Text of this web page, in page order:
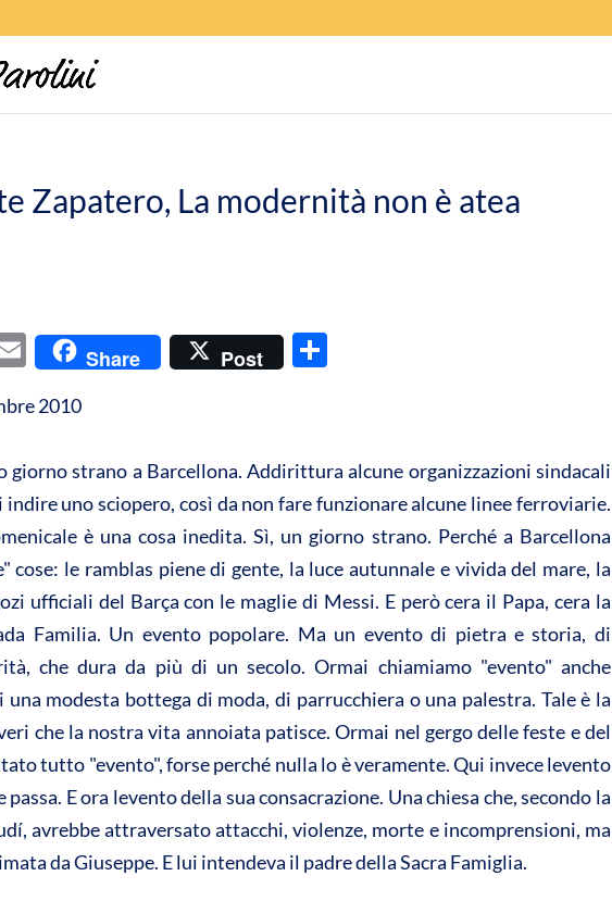
Zapatero, La modernità non è atea
E
ail
Share Post
vi
di
2010
giorno strano a Barcellona. Addirittura alcune organizzazioni sindacali
indire uno sciopero, così da non fare funzionare alcune linee ferroviarie.
è una cosa inedita. Sì, un giorno strano. Perché a Barcellona
cose: le ramblas piene di gente, la luce autunnale e vivida del mare, la
ufficiali del Barça con le maglie di Messi. E però cera il Papa, cera la
Familia. Un evento popolare. Ma un evento di pietra e storia, di
che dura da più di un secolo. Ormai chiamiamo "evento" anche
una modesta bottega di moda, di parrucchiera o una palestra. Tale è la
che la nostra vita annoiata patisce. Ormai nel gergo delle feste e del
tutto "evento", forse perché nulla lo è veramente. Qui invece levento
passa. E ora levento della sua consacrazione. Una chiesa che, secondo la
avrebbe attraversato attacchi, violenze, morte e incomprensioni, ma
da Giuseppe. E lui intendeva il padre della Sacra Famiglia.